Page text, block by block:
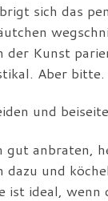
sich das
Kunst
Aber bitte.
und
anbraten,
und
ideal, wenn